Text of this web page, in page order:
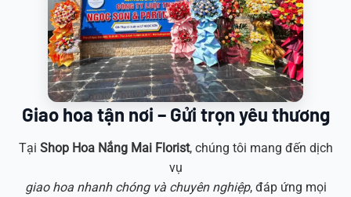
Giao hoa tận nơi – Gửi trọn yêu thương
Tại Shop Hoa Nắng Mai Florist, chúng tôi mang đến dịch
vụ
giao hoa nhanh chóng và chuyên nghiệp, đáp ứng mọi